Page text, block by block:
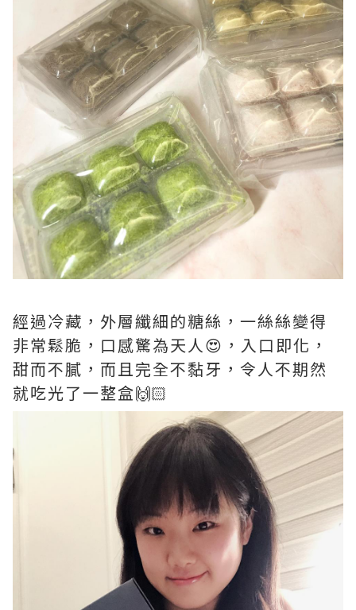
經過冷藏，外層纖細的糖絲，一絲絲變得
非常鬆脆，口感驚為天人😍，入口即化，
甜而不膩，而且完全不黏牙，令人不期然
就吃光了一整盒🙌🏻